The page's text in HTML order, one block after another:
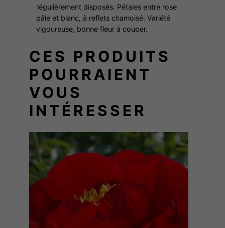
S
régulièrement disposés. Pétales entre rose
pâle et blanc, à reflets chamoisé. Variété
vigoureuse, bonne fleur à couper.
CES PRODUITS
POURRAIENT
VOUS
INTÉRESSER